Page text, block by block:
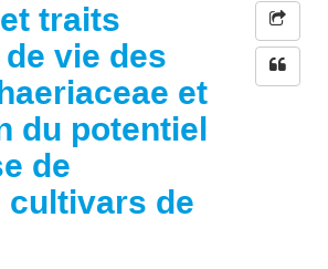
traits
vie des
et
du potentiel
de
de